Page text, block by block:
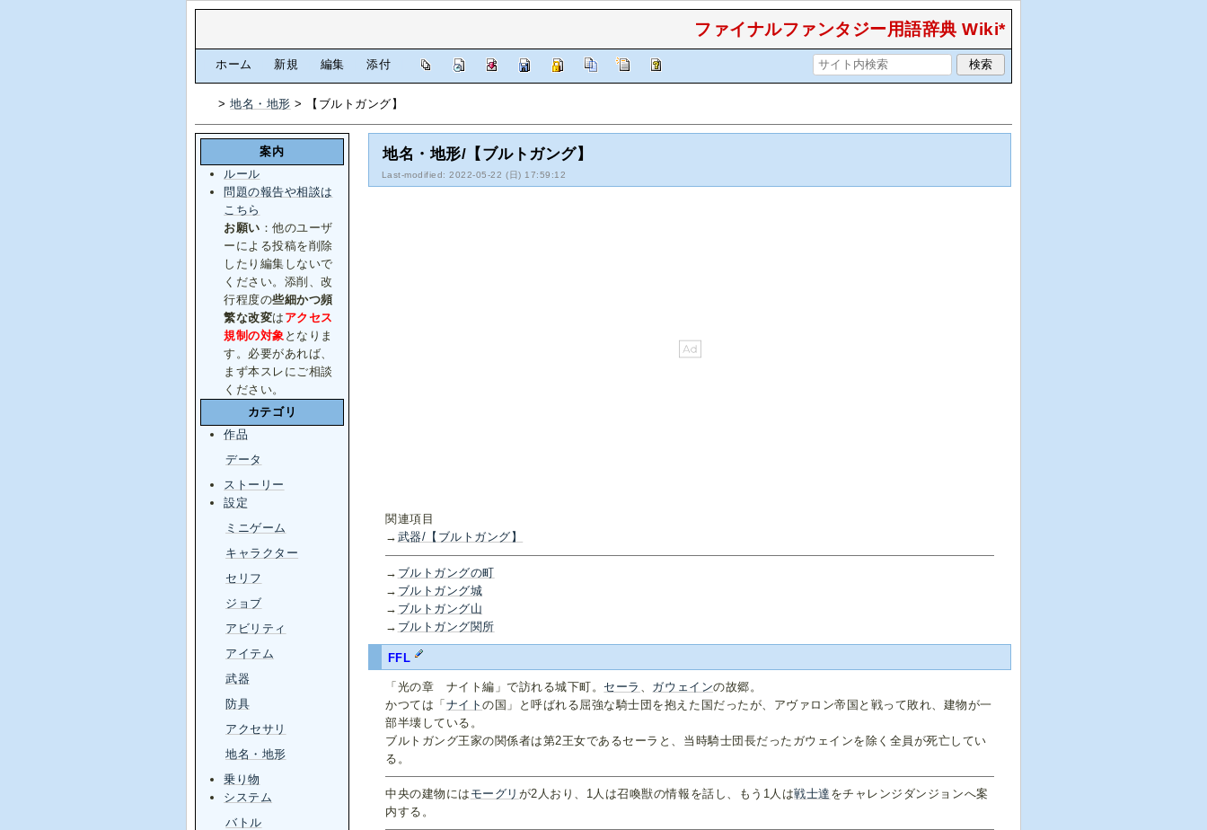
ファイナルファンタジー用語辞典 Wiki*
ホーム 新規 編集 添付
>地名・地形 > 【ブルトガング】
地名・地形/【ブルトガング】
Last-modified: 2022-05-22 (日) 17:59:12
関連項目
→ 武器/【ブルトガング】
→ ブルトガングの町
→ ブルトガング城
→ ブルトガング山
→ ブルトガング関所
FFL
「光の章 ナイト編」で訪れる城下町。 セーラ ガウェインの故郷。
かつては「 ナイトの国」と呼ばれる屈強な騎士団を抱えた国だったが、アヴァロン帝国と戦って敗れ、建物が一
部半壊している。
ブルトガング王家の関係者は第2王女であるセーラと、当時騎士団長だったガウェインを除く全員が死亡してい
る。
中央の建物には モーグリ が2人おり、1人は召喚獣の情報を話し、もう1人は戦士達 をチャレンジダンジョンへ案
内する。
案内
ルール
問題の報告や相談は
こちら
お願い ：他のユーザ
ーによる投稿を削除
したり編集しないで
ください。添削、改
行程度の些細かつ頻
繁な改変は アクセス
規制の対象 となりま
す。必要があれば、
まず本スレにご相談
ください。
カテゴリ
作品
データ
ストーリー
設定
ミニゲーム
キャラクター
セリフ
ジョブ
アビリティ
アイテム
武器
防具
アクセサリ
地名・地形
乗り物
システム
バトル